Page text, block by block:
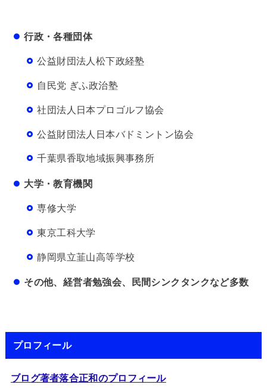
行政・各種団体
公益財団法人松下政経塾
自民党 ぎふ政治塾
社団法人日本プロゴルフ協会
公益財団法人日本バドミントン協会
千葉県香取地域振興事務所
大学・教育機関
専修大学
東京工科大学
静岡県立韮山高等学校
その他、経営者勉強会、民間シンクタンクなど多数
プロフィール
ブログ著者落合正和のプロフィール